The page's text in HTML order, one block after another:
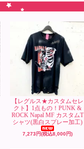
【レグルス★カスタムセレ
クト】1点もの！PUNK &
ROCK Napal MF カスタムT
シャツ(黒白スプレー加工)
7,273円(税込8,000円)